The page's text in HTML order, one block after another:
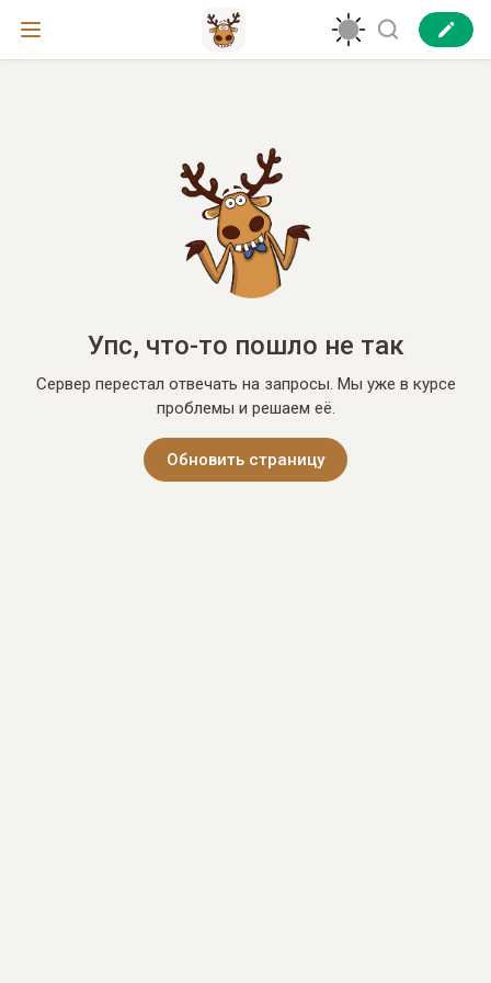
Упс, что-то пошло не так
Сервер перестал отвечать на запросы. Мы уже в курсе
проблемы и решаем её.
Обновить страницу